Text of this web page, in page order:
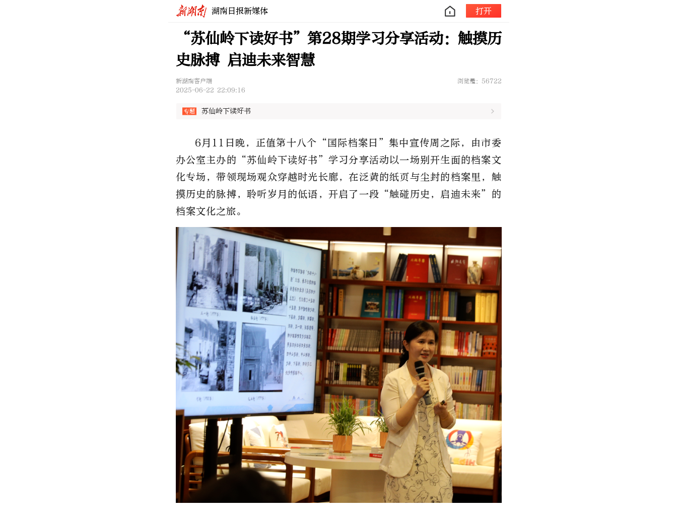
湖南日报新媒体 打开
“苏仙岭下读好书”第28期学习分享活动：触摸历
史脉搏 启迪未来智慧
新湖南客户端
浏览量：56722
2025-06-22 22:09:16
苏仙岭下读好书
6月11日晚，正值第十八个“国际档案日 ”集中宣传周之际，由市委
办公室主办的“苏仙岭下读好书”学习分享活动以一场别开生面的档案文
化专场，带领现场观众穿越时光长廊，在泛黄的纸页与尘封的档案里，触
摸历史的脉搏，聆听岁月的低语，开启了一段“触碰历史，启迪未来”的
档案文化之旅。